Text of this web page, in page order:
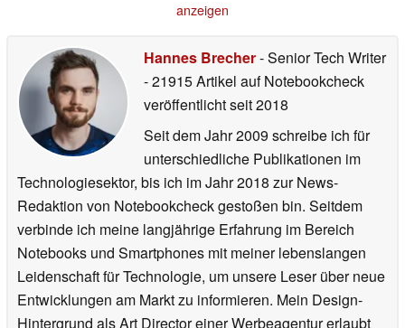
anzeigen
Hannes Brecher- Senior Tech Writer
- 21915 Artikel auf Notebookcheck
veröffentlichtseit 2018
Seit dem Jahr 2009 schreibe ich für
unterschiedliche Publikationen im
Technologiesektor, bis ich im Jahr 2018 zur News-
Redaktion von Notebookcheck gestoßen bin. Seitdem
verbinde ich meine langjährige Erfahrung im Bereich
Notebooks und Smartphones mit meiner lebenslangen
Leidenschaft für Technologie, um unsere Leser über neue
Entwicklungen am Markt zu informieren. Mein Design-
Hintergrund als Art Director einer Werbeagentur erlaubt